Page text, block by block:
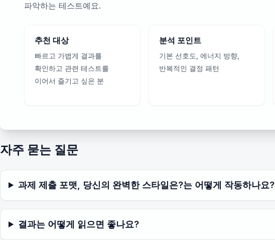
파악하는 테스트예요.
추천 대상
빠르고 가볍게 결과를
확인하고 관련 테스트를
이어서 즐기고 싶은 분
분석 포인트
기본 선호도, 에너지 방향,
반복적인 결정 패턴
자주 묻는 질문
과제 제출 포맷, 당신의 완벽한 스타일은?는 어떻게 작동하나요?
결과는 어떻게 읽으면 좋나요?